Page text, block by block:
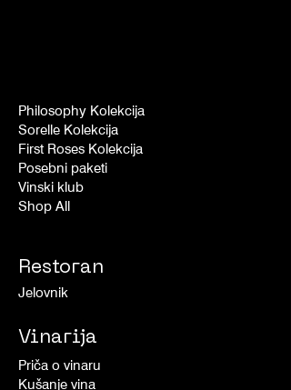
Philosophy Kolekcija
Sorelle Kolekcija
First Roses Kolekcija
Posebni paketi
Vinski klub
Shop All
Restoran
Jelovnik
Vinarija
Priča o vinaru
Kušanje vina